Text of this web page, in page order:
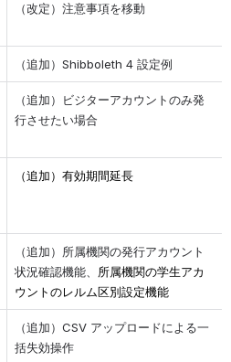
（改定）注意事項を移動
（追加）Shibboleth 4 設定例
（追加）ビジターアカウントのみ発
行させたい場合
（追加）有効期間延長
（追加）所属機関の発行アカウント
状況確認機能、 所属機関の学生アカ
ウントのレルム区別設定機能
（追加）CSV アップロードによる一
括失効操作